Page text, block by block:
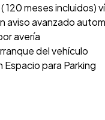
120 meses incluidos)
aviso avanzado
avería
del vehículo
Espacio para Parking